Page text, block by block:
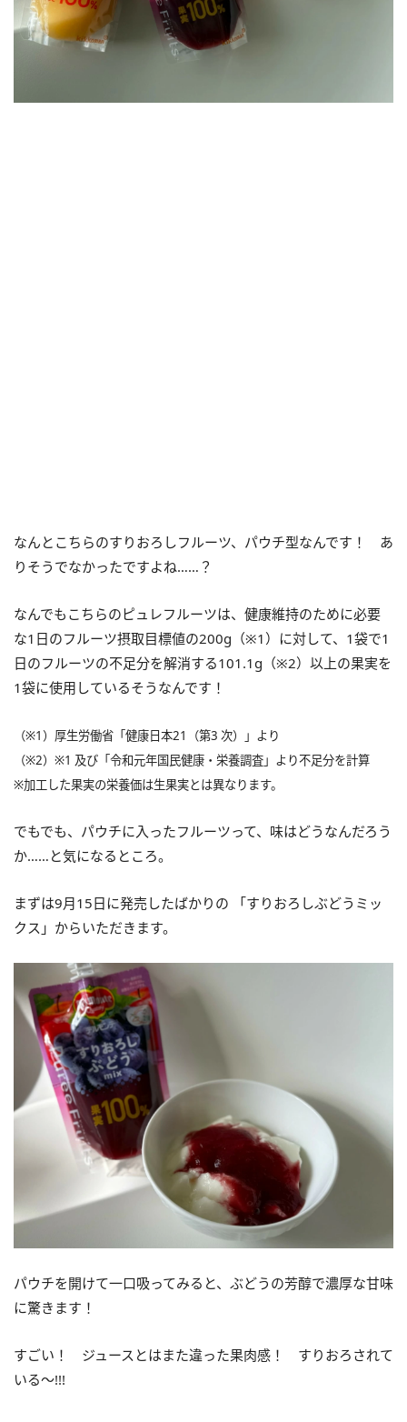
なんとこちらのすりおろしフルーツ、パウチ型なんです！ あ
りそうでなかったですよね……？
なんでもこちらのピュレフルーツは、健康維持のために必要
な1日のフルーツ摂取目標値の200g（※1）に対して、1袋で1
日のフルーツの不足分を解消する101.1g（※2）以上の果実を
1袋に使用しているそうなんです！
（※1）厚生労働省「健康日本21（第3 次）」より
（※2）※1 及び「令和元年国民健康・栄養調査」より不足分を計算
※加工した果実の栄養価は生果実とは異なります。
でもでも、パウチに入ったフルーツって、味はどうなんだろう
か……と気になるところ。
まずは9月15日に発売したばかりの 「すりおろしぶどうミッ
クス」からいただきます。
パウチを開けて一口吸ってみると、ぶどうの芳醇で濃厚な甘味
に驚きます！
すごい！ ジュースとはまた違った果肉感！ すりおろされて
いる〜!!!